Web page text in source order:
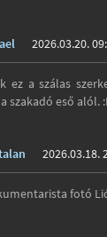
2026.03.20.
ez a szálas
szakadó eső alól.
2026.03.18.
fotó